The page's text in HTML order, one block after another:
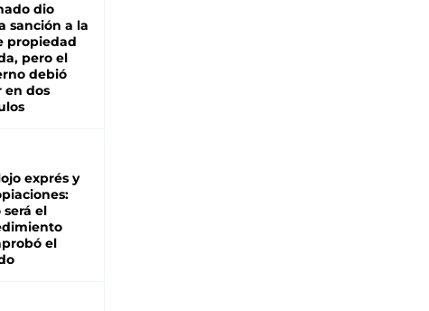
dio
sanción a la
propiedad
pero el
debió
en dos
exprés y
será el
el